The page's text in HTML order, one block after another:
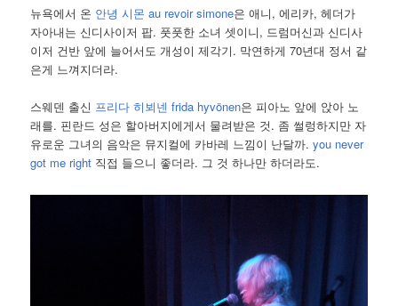
뉴욕에서 온 안녕 시몬 au revoir simone은 애니, 에리카, 헤더가
자아내는 신디사이저 팝. 풋풋한 소녀 셋이니, 드럼머신과 신디사
이저 건반 앞에 늘어서도 개성이 제각기. 막연하게 70년대 정서 같
은게 느껴지더라.
스웨덴 출신 프리다 히뵈넨 frida hyvönen은 피아노 앞에 앉아 노
래를. 핀란드 성은 할아버지에게서 물려받은 것. 좀 썰렁하지만 자
유로운 그녀의 음악은 뮤지컬에 카바레 느낌이 난달까.you never
got me right 직접 들으니 좋더라. 그 것 하나만 하더라도.